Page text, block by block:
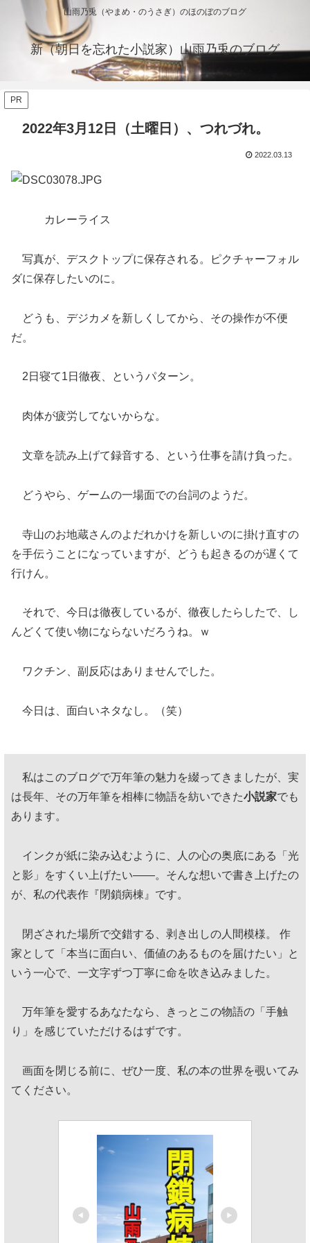
山雨乃兎（やまめ・のうさぎ）のほのぼのブログ
新（朝日を忘れた小説家）山雨乃兎のブログ
PR
2022年3月12日（土曜日）、つれづれ。
2022.03.13
カレーライス
写真が、デスクトップに保存される。ピクチャーフォル
ダに保存したいのに。
どうも、デジカメを新しくしてから、その操作が不便
だ。
2日寝て1日徹夜、というパターン。
肉体が疲労してないからな。
文章を読み上げて録音する、という仕事を請け負った。
どうやら、ゲームの一場面での台詞のようだ。
寺山のお地蔵さんのよだれかけを新しいのに掛け直すの
を手伝うことになっていますが、どうも起きるのが遅くて
行けん。
それで、今日は徹夜しているが、徹夜したらしたで、し
んどくて使い物にならないだろうね。ｗ
ワクチン、副反応はありませんでした。
今日は、面白いネタなし。（笑）
私はこのブログで万年筆の魅力を綴ってきましたが、実
は長年、その万年筆を相棒に物語を紡いできた小説家でも
あります。
インクが紙に染み込むように、人の心の奥底にある「光
と影」をすくい上げたい——。そんな想いで書き上げたの
が、私の代表作『閉鎖病棟』です。
閉ざされた場所で交錯する、剥き出しの人間模様。 作
家として「本当に面白い、価値のあるものを届けたい」と
いう一心で、一文字ずつ丁寧に命を吹き込みました。
万年筆を愛するあなたなら、きっとこの物語の「手触
り」を感じていただけるはずです。
画面を閉じる前に、ぜひ一度、私の本の世界を覗いてみ
てください。